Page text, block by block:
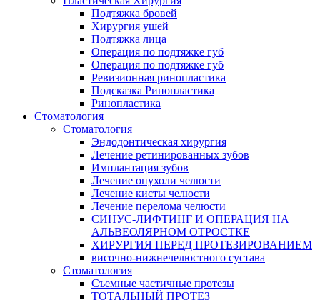
Подтяжка бровей
Хирургия ушей
Подтяжка лица
Операция по подтяжке губ
Операция по подтяжке губ
Ревизионная ринопластика
Подсказка Ринопластика
Ринопластика
Стоматология
Стоматология
Эндодонтическая хирургия
Лечение ретинированных зубов
Имплантация зубов
Лечение опухоли челюсти
Лечение кисты челюсти
Лечение перелома челюсти
СИНУС-ЛИФТИНГ И ОПЕРАЦИЯ НА
АЛЬВЕОЛЯРНОМ ОТРОСТКЕ
ХИРУРГИЯ ПЕРЕД ПРОТЕЗИРОВАНИЕМ
височно-нижнечелюстного сустава
Стоматология
Съемные частичные протезы
ТОТАЛЬНЫЙ ПРОТЕЗ